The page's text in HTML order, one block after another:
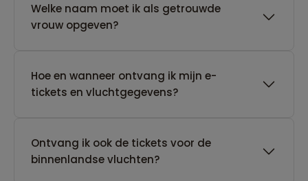
Welke naam moet ik als getrouwde
vrouw opgeven?
Hoe en wanneer ontvang ik mijn e-
tickets en vluchtgegevens?
Ontvang ik ook de tickets voor de
binnenlandse vluchten?